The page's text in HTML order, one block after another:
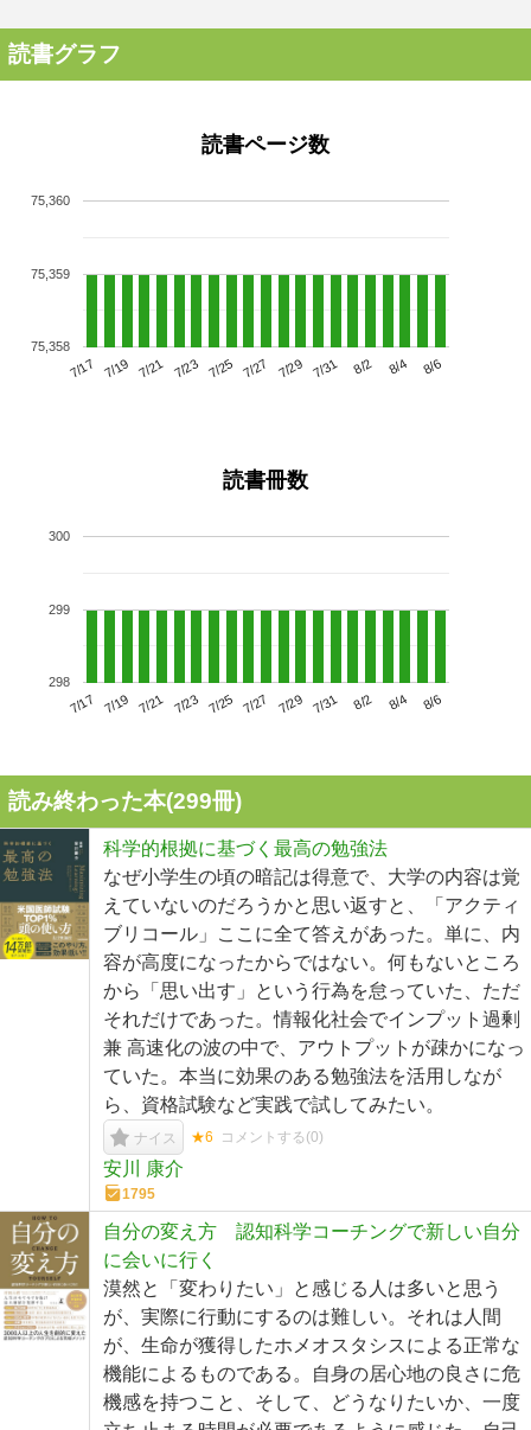
読書グラフ
読書ページ数
7/17 7/19 7/21 7/23 7/25 7/27 7/29 7/31 8/2 8/4 8/6
75,358
75,359
75,360
読書冊数
7/17 7/19 7/21 7/23 7/25 7/27 7/29 7/31 8/2 8/4 8/6
298
299
300
読み終わった本(299冊)
科学的根拠に基づく最高の勉強法
なぜ小学生の頃の暗記は得意で、大学の内容は覚
えていないのだろうかと思い返すと、「アクティ
ブリコール」ここに全て答えがあった。単に、内
容が高度になったからではない。何もないところ
から「思い出す」という行為を怠っていた、ただ
それだけであった。情報化社会でインプット過剰
兼 高速化の波の中で、アウトプットが疎かになっ
ていた。本当に効果のある勉強法を活用しなが
ら、資格試験など実践で試してみたい。
ナイス ★6 コメントする(0)
安川 康介
1795
自分の変え方 認知科学コーチングで新しい自分
に会いに行く
漠然と「変わりたい」と感じる人は多いと思う
が、実際に行動にするのは難しい。それは人間
が、生命が獲得したホメオスタシスによる正常な
機能によるものである。自身の居心地の良さに危
機感を持つこと、そして、どうなりたいか、一度